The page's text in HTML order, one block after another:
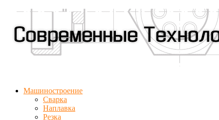
Машиностроение
Сварка
Наплавка
Резка